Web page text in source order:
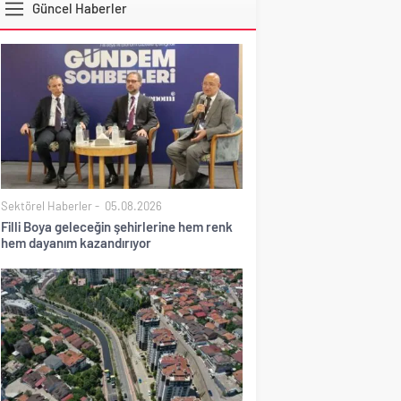
Güncel Haberler
Sektörel Haberler 05.08.2026
Filli Boya geleceğin şehirlerine hem renk
hem dayanım kazandırıyor